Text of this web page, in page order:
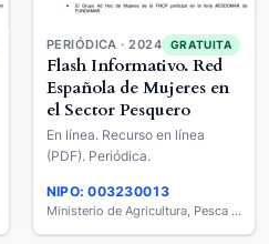
PERIÓDICA · 2024 GRATUITA
Flash Informativo. Red
Española de Mujeres en
el Sector Pesquero
En línea. Recurso en línea
(PDF). Periódica.
NIPO: 003230013
Ministerio de Agricultura, Pesca y Alimentación